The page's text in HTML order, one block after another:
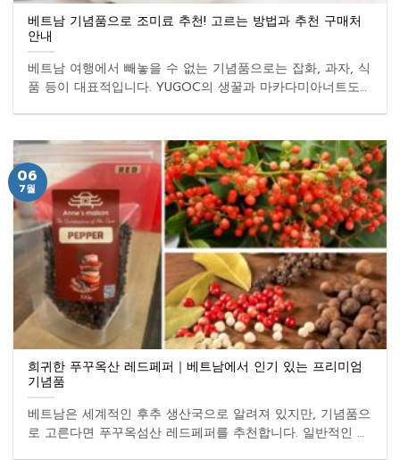
베트남 기념품으로 조미료 추천! 고르는 방법과 추천 구매처
안내
베트남 여행에서 빼놓을 수 없는 기념품으로는 잡화, 과자, 식
품 등이 대표적입니다. YUGOC의 생꿀과 마카다미아너트도
희귀한 푸꾸옥산 레드페퍼｜베트남에서 인기 있는 프리미엄
기념품
베트남은 세계적인 후추 생산국으로 알려져 있지만, 기념품으
로 고른다면 푸꾸옥섬산 레드페퍼를 추천합니다. 일반적인 블
06
7월